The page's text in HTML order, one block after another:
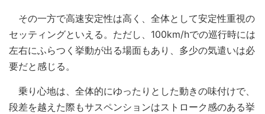
その一方で高速安定性は高く、全体として安定性重視の
セッティングといえる。ただし、100km/hでの巡行時には
左右にふらつく挙動が出る場面もあり、多少の気遣いは必
要だと感じる。
乗り心地は、全体的にゆったりとした動きの味付けで、
段差を越えた際もサスペンションはストローク感のある挙